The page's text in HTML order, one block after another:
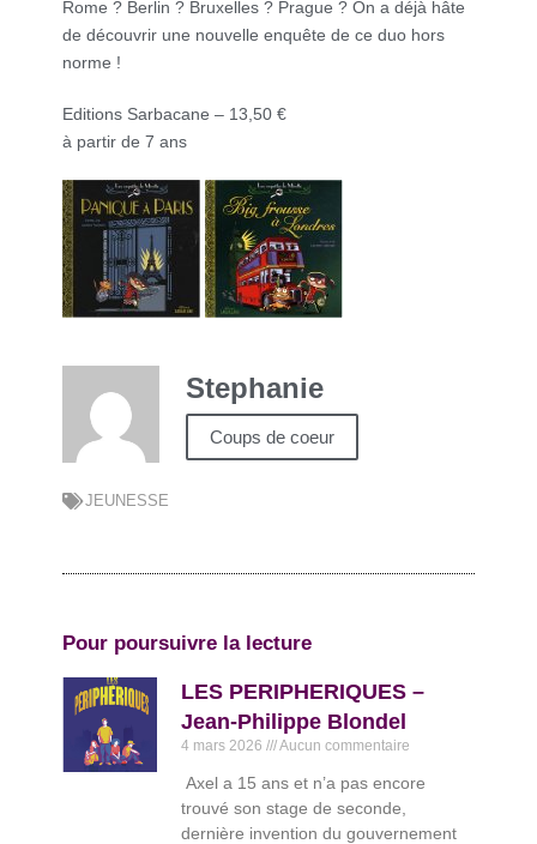
Rome ? Berlin ? Bruxelles ? Prague ? On a déjà hâte
de découvrir une nouvelle enquête de ce duo hors
norme !
Editions Sarbacane – 13,50 €
à partir de 7 ans
Stephanie
Coups de coeur
JEUNESSE
Pour poursuivre la lecture
LES PERIPHERIQUES –
Jean-Philippe Blondel
4 mars 2026 Aucun commentaire
Axel a 15 ans et n’a pas encore
trouvé son stage de seconde,
dernière invention du gouvernement